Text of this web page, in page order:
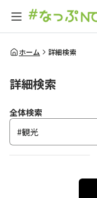
全体検索
ホーム 詳細検索
詳細検索
全体検索